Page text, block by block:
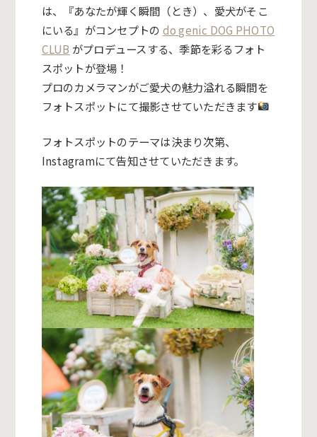
は、『あなたが輝く瞬間（とき）、愛犬がそこ
にいる』がコンセプトの do genic DOG PHOTO
CLUB がプロデュースする、季節を彩るフォト
スポットが登場！
プロのカメラマンがご愛犬の魅力溢れる瞬間を
フォトスポットにて撮影させていただきます
フォトスポットのテーマは決まり次第、
Instagramにて告知させていただきます。